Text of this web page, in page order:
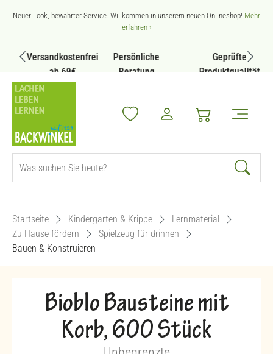
Zum Hauptinhalt springen
Neuer Look, bewährter Service. Willkommen in unserem neuen Onlineshop! Mehr
erfahren ›
Versandkostenfrei
ab 69€
Persönliche
Beratung
Geprüfte
Produktqualität
Startseite Kindergarten & Krippe
Lernmaterial
Zu Hause fördern
Spielzeug für drinnen
Bauen & Konstruieren
Bioblo Bausteine mit
Korb, 600 Stück